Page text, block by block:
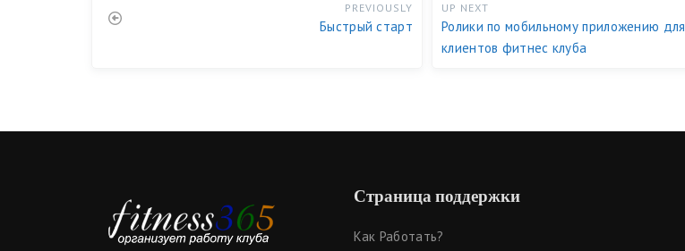
PREVIOUSLY
Быстрый старт
UP NEXT
Ролики по мобильному приложению для
клиентов фитнес клуба
Страница поддержки
Как Работать?